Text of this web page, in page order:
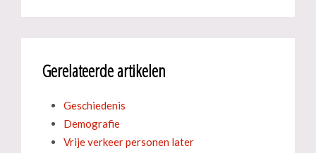
Gerelateerde artikelen
Geschiedenis
Demografie
Vrije verkeer personen later